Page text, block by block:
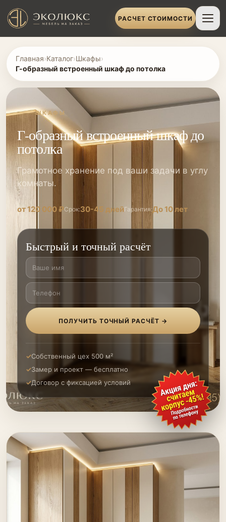
РАСЧЕТ СТОИМОСТИ
Главная›Каталог›Шкафы›
Г-образный встроенный шкаф до потолка
ШКАФЫ
Г-образный встроенный шкаф до
потолка
Грамотное хранение под ваши задачи в углу
комнаты.
от 120 000 ₽Срок:30-45 днейГарантия:До 10 лет
Быстрый и точный расчёт
ПОЛУЧИТЬ ТОЧНЫЙ РАСЧЁТ →
Собственный цех 500 м²
Замер и проект — бесплатно
Договор с фиксацией условий